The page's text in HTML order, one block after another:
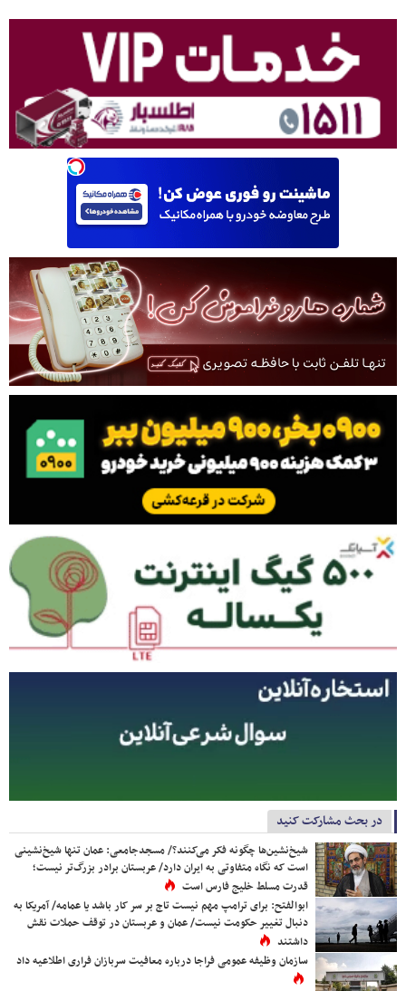
در بحث مشارکت کنید
شیخ‌نشین‌ها چگونه فکر می‌کنند؟/ مسجدجامعی: عمان تنها شیخ‌نشینی
است که نگاه متفاوتی به ایران دارد/ عربستان برادر بزرگ‌تر نیست؛
قدرت مسلط خلیج فارس است
ابوالفتح: برای ترامپ مهم نیست تاج بر سر کار باشد یا عمامه/ آمریکا به
دنبال تغییر حکومت نیست/ عمان و عربستان در توقف حملات نقش
داشتند
سازمان وظیفه عمومی فراجا درباره معافیت سربازان فراری اطلاعیه داد